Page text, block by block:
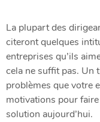
La plupart des
citeront quelques
entreprises qu’ils
cela ne suffit pas. Un
problèmes que votre
motivations pour
solution aujourd’hui.